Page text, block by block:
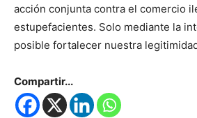
acción conjunta contra el comercio
estupefacientes. Solo mediante la
posible fortalecer nuestra
Compartir...